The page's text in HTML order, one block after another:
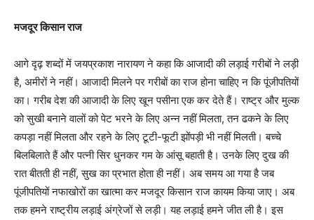
मजदूर किसान राज
आगे दृढ़ शब्दों में जयप्रकाश नारायण ने कहा कि आजादी की लड़ाई गरीबों ने लड़ी
है, अमीरों ने नहीं। आजादी मिलने पर गरीबों का राज होना चाहिए न कि पूंजीपतियों
का। गरीब देश की आजादी के लिए खून पसीना एक कर देते हैं। राष्ट्र और मुल्क
को सुखी बनाने वालों को पेट भरने के लिए अन्न नहीं मिलता, तन ढकने के लिए
कपड़ा नहीं मिलता और रहने के लिए टूटी-फूटी झोंपड़ी भी नहीं मिलती। बच्चे
बिलबिलाते हैं और पत्नी सिर धुनकर गम के आंसू बहाती है। उनके लिए दुख की
रात बीतती ही नहीं, सुख का प्रभात होता ही नहीं। अब समय आ गया है जब
पूंजीपतियों नफाखोरों का खात्मा कर मजदूर किसान राज कायम किया जाए। अब
तक हमने राष्ट्रीय लड़ाई अंग्रेजों से लड़ी। यह लड़ाई हमने जीत ली है। इस